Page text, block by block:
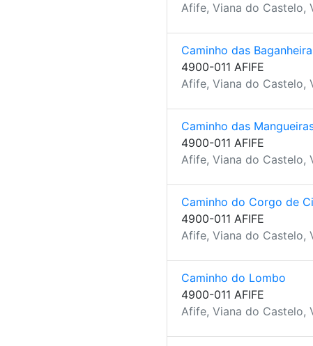
Afife, Viana do Castelo,
Caminho das
4900-011 AFIFE
Afife, Viana do Castelo,
Caminho das
4900-011 AFIFE
Afife, Viana do Castelo,
Caminho do Corgo de
4900-011 AFIFE
Afife, Viana do Castelo,
Caminho do Lombo
4900-011 AFIFE
Afife, Viana do Castelo,